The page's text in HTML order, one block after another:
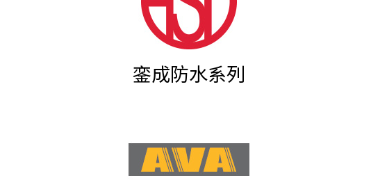
銮成防水系列